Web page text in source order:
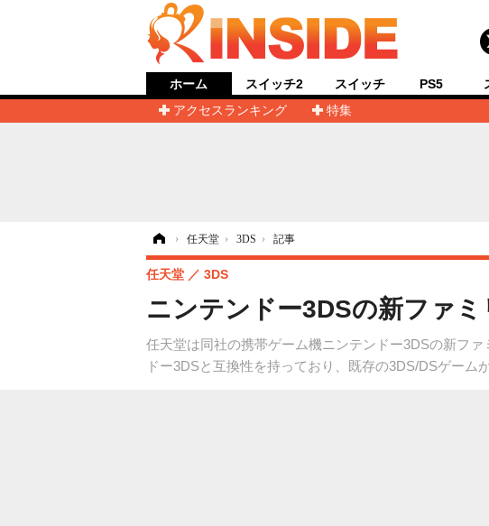
ホーム
アクセスランキング
特集
スイッチ2 スイッチ PS5
› 任天堂 › 3DS › 記事
ニンテンドー3DSの新ファ
任天堂は同社の携帯ゲーム機ニンテンドー3DSの新フ
ドー3DSと互換性を持っており、既存の3DS/DSゲーム
任天堂 3DS